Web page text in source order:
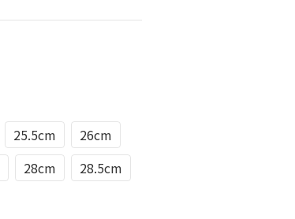
25.5cm
26cm
28cm
28.5cm